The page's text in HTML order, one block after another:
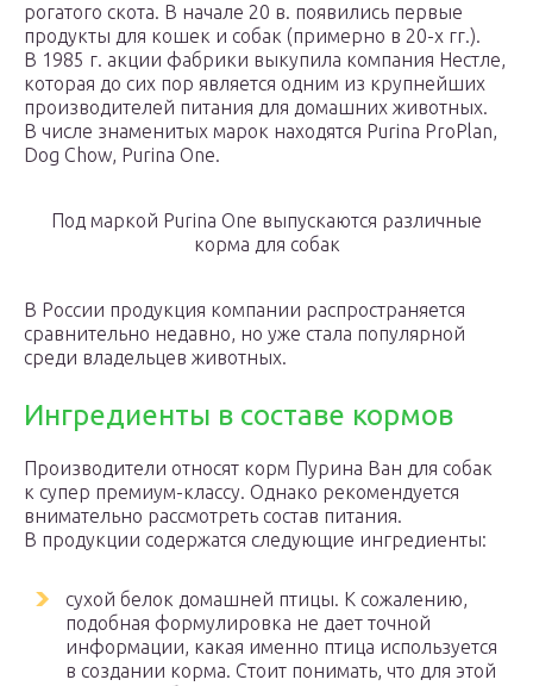
рогатого скота. В начале 20 в. появились первые
продукты для кошек и собак (примерно в 20-х гг.).
В 1985 г. акции фабрики выкупила компания Нестле,
которая до сих пор является одним из крупнейших
производителей питания для домашних животных.
В числе знаменитых марок находятся Purina ProPlan,
Dog Chow, Purina One.
Под маркой Purina One выпускаются различные
корма для собак
В России продукция компании распространяется
сравнительно недавно, но уже стала популярной
среди владельцев животных.
Ингредиенты в составе кормов
Производители относят корм Пурина Ван для собак
к супер премиум-классу. Однако рекомендуется
внимательно рассмотреть состав питания.
В продукции содержатся следующие ингредиенты:
сухой белок домашней птицы. К сожалению,
подобная формулировка не дает точной
информации, какая именно птица используется
в создании корма. Стоит понимать, что для этой